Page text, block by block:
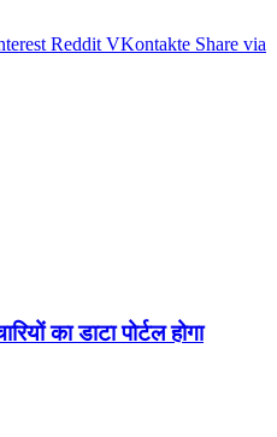
Reddit VKontakte Share via
का डाटा पोर्टल होगा